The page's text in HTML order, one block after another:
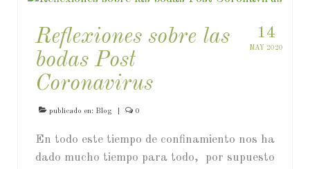
14
MAY 2020
Reflexiones sobre las
bodas Post
Coronavirus
publicado en: Blog 0
En todo este tiempo de confinamiento nos ha
dado mucho tiempo para todo, por supuesto